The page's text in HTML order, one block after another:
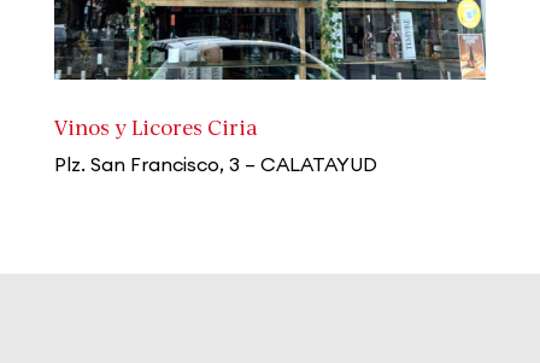
Vinos y Licores Ciria
Plz. San Francisco, 3 – CALATAYUD